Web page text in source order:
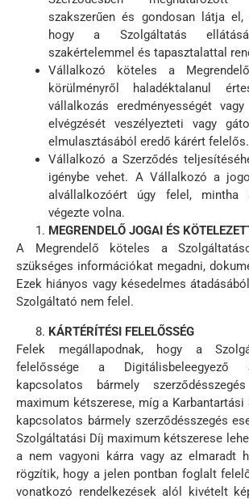
szakszerűen és gondosan látja el,
hogy a Szolgáltatás
szakértelemmel és tapasztalattal
Vállalkozó köteles a
körülményről haladéktalanul
vállalkozás eredményességét
elvégzését veszélyezteti vagy
elmulasztásából eredő kárért felelős.
Vállalkozó a Szerződés
igénybe vehet. A Vállalkozó a
alvállalkozóért úgy felel, mintha
végezte volna.
MEGRENDELŐ JOGAI ÉS
A Megrendelő köteles a
szükséges információkat megadni,
Ezek hiányos vagy késedelmes
Szolgáltató nem felel.
KÁRTÉRÍTÉSI FELELŐSSÉG
Felek megállapodnak, hogy a
felelőssége a Digitálisbeleegyező
kapcsolatos bármely
maximum kétszerese, míg a Karbantartási
kapcsolatos bármely szerződésszegés
Szolgáltatási Díj maximum kétszerese
a nem vagyoni kárra vagy az elmaradt
rögzítik, hogy a jelen pontban foglalt
vonatkozó rendelkezések alól kivételt